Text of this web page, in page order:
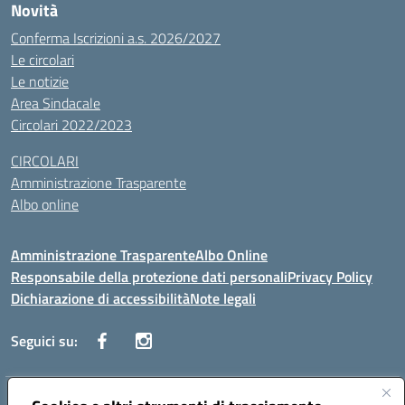
Novità
Conferma Iscrizioni a.s. 2026/2027
Le circolari
Le notizie
Area Sindacale
Circolari 2022/2023
CIRCOLARI
Amministrazione Trasparente
Albo online
Amministrazione TrasparenteAlbo Online
Responsabile della protezione dati personaliPrivacy Policy
Dichiarazione di accessibilitàNote legali
Seguici su: